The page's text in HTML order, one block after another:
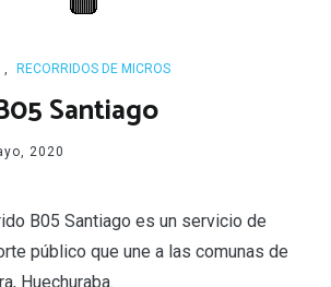
, RECORRIDOS DE MICROS
Santiago
2020
B05 Santiago es un servicio de
público que une a las comunas de
Huechuraba.